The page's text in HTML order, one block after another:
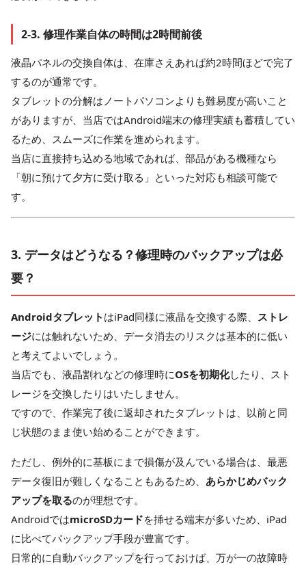
2-3. 修理作業自体の時間は2時間前後
液晶パネルの交換自体は、在庫さえあれば約2時間ほどで完了
するのが通常です。
タブレットの分解はノートパソコンよりも難易度が高いこと
がありますが、当店ではAndroid端末の修理実績も蓄積してい
るため、スムーズに作業を進められます。
当店に直接持ち込める地域であれば、部品がある機種なら
「朝に預けて夕方に受け取る」といった対応も相談可能で
す。
3. データはどうなる？修理時のバックアップは必
要？
Androidタブレット はiPad同様に液晶を交換する際、 ストレ
ージには触れないため、データ消去のリスクは基本的に低い
と考えてよいでしょう。
当店でも、液晶割れなどの修理時にOSを初期化したり、スト
レージを交換したりはいたしません。
ですので、作業完了後に返却されたタブレットは、以前と同
じ状態のまま使い始めることができます。
ただし、例外的に基板にまで損傷が及んでいる場合は、最悪
データ復旧が難しくなることもあるため、 あらかじめバック
アップを取るのが理想です。
AndroidではmicroSDカードを挿せる端末が多いため、iPad
に比べてバックアップ手段が豊富です。
日常的に自動バックアップを行っておけば、万が一の故障時